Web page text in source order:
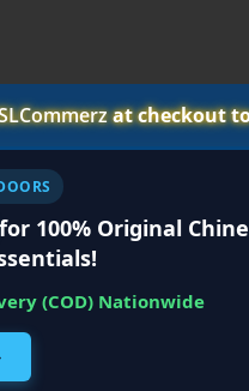
at checkout
for 100% Original
(COD) Nationwide